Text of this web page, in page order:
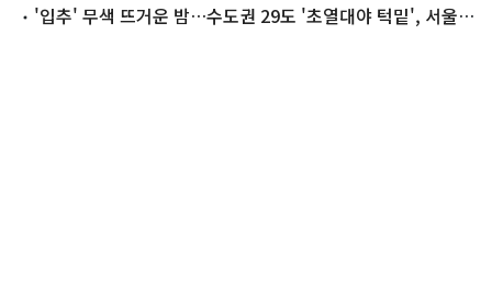
해안 폭우
'입추' 무색 뜨거운 밤…수도권 29도 '초열대야 턱밑', 서울